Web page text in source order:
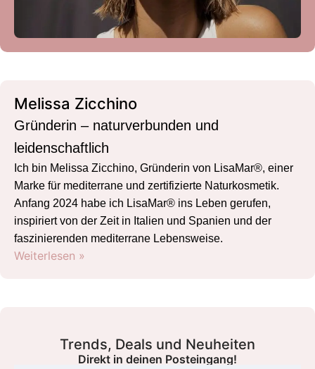
Melissa Zicchino
Gründerin – naturverbunden und
leidenschaftlich
Ich bin Melissa Zicchino, Gründerin von LisaMar®, einer
Marke für mediterrane und zertifizierte Naturkosmetik.
Anfang 2024 habe ich LisaMar® ins Leben gerufen,
inspiriert von der Zeit in Italien und Spanien und der
faszinierenden mediterrane Lebensweise.
Weiterlesen »
Trends, Deals und Neuheiten
Direkt in deinen Posteingang!